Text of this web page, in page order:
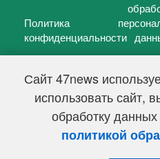
Сайт 47news
использовать сайт,
обработку данных
политикой
Политика
конфиденциальности
47 новостей (47 news)2005 —
Свидетельство о регистрации
Федеральной службой по надзору
информационных технологий и